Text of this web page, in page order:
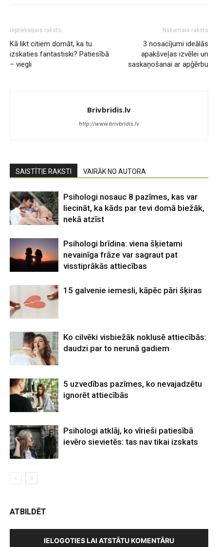
Iepriekšējais raksts
Kā likt citiem domāt, ka tu
izskaties fantastiski? Patiesībā
– viegli
Nākamais raksts
3 nosacījumi ideālās
apakšveļas izvēlei un
saskaņošanai ar apģērbu
Brivbridis.lv
http://www.brivbridis.lv
SAISTĪTIE RAKSTI VAIRĀK NO AUTORA
Psihologi nosauc 8 pazīmes, kas var
liecināt, ka kāds par tevi domā biežāk,
nekā atzīst
Psihologi brīdina: viena šķietami
nevainīga frāze var sagraut pat
visstiprākās attiecības
15 galvenie iemesli, kāpēc pāri šķiras
Ko cilvēki visbiežāk noklusē attiecībās:
daudzi par to nerunā gadiem
5 uzvedības pazīmes, ko nevajadzētu
ignorēt attiecībās
Psihologi atklāj, ko vīrieši patiesībā
ievēro sievietēs: tas nav tikai izskats
ATBILDĒT
IELOGOTIES LAI ATSTĀTU KOMENTĀRU